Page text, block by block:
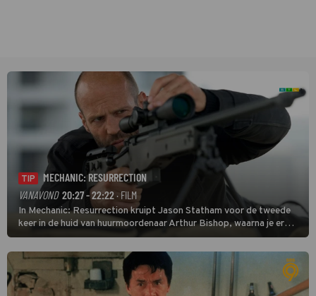
TIP
MECHANIC: RESURRECTION
VANAVOND 20:27 - 22:22· FILM
In Mechanic: Resurrection kruipt Jason Statham voor de tweede
keer in de huid van huurmoordenaar Arthur Bishop, waarna je er
donder op kunt zeggen dat er van Bishops geplande pensioen niet
veel terechtkomt.